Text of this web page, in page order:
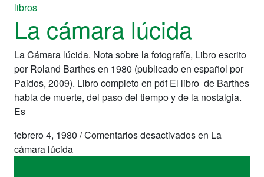
libros
La cámara lúcida
La Cámara lúcida. Nota sobre la fotografía, Libro escrito
por Roland Barthes en 1980 (publicado en español por
Paidos, 2009). Libro completo en pdf El libro de Barthes
habla de muerte, del paso del tiempo y de la nostalgia.
Es
febrero 4, 1980 /Comentarios desactivadosen La
cámara lúcida